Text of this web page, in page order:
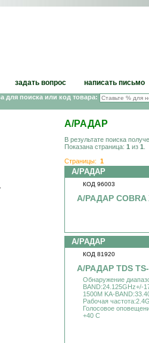
задать вопрос написать письмо
для поиска или код товара:
А/РАДАР
В результате поиска
Показана страница: 1 из 1
Страницы: 1
А/РАДАР
КОД 96003
А/РАДАР COBRA
А/РАДАР
КОД 81920
А/РАДАР TDS
Обнаружение
BAND:24.125GHz+/-
1500M KA-
Рабочая
Голосовое
+40 С